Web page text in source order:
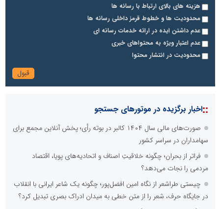
هزینه های بالای ارتباط با رسانه ها
محدودیت ها و خطوط قرمز داخلی رسانه ها
عدم داشتن ایده در ارائه خدمات رسانه ای
عدم اعتبار ویژه به محتواهای خبری
محدودیت در انتشار محتوا
::اخبار برگزیده در موتورهای جستجو
صورت‌های مالی سال ۱۴۰۴ کالبر در بوته رأی؛ پخش آنلاین مجمع برای
سهامداران در سراسر کشور
فراتر از بحران؛ چگونه خلاقیتِ اصناف و اتحادیه‌های پویا، اقتصاد
مردمی را نجات می‌دهد؟
چیستی طراشعر از نگاه امین افضل‌پور؛ چگونه یک شاعر ایرانی با انقلاب
در جایگاه حرف، شعر را از متن خطی به میدان ادراک بصری تبدیل کرد؟